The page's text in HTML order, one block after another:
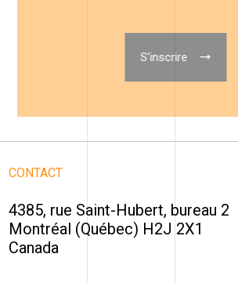
CONTACT
4385, rue Saint-Hubert, bureau 2
Montréal (Québec) H2J 2X1
Canada